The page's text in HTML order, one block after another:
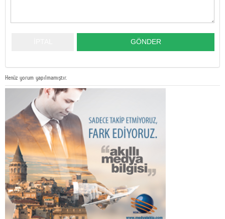
Henüz yorum yapılmamıştır.